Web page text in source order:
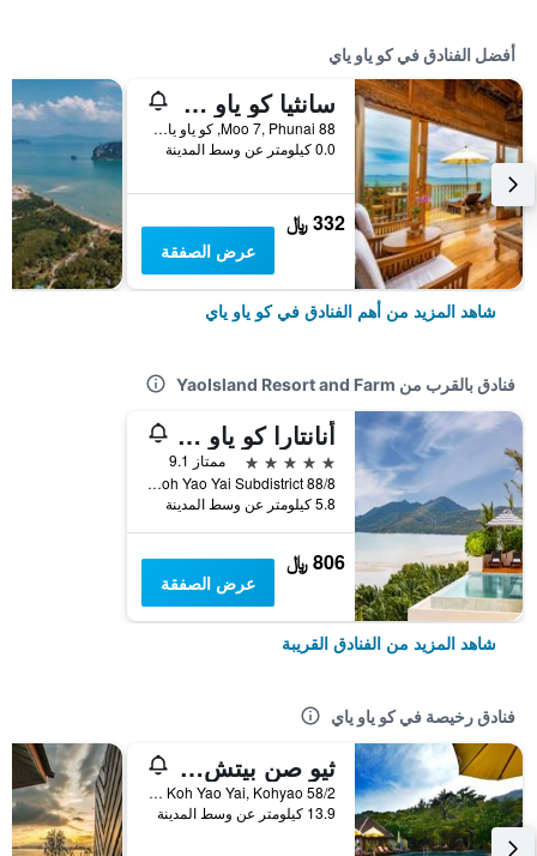
أفضل الفنادق في كو ياو ياي
سانثيا كو ياو ياي ريزورت آند سبا - كمبولسوري جوين سانثيا سبيد بوت فروم / تا أو ا و جراند مارينا آت فوكيت
88 Moo 7, Phunai, كو ياو ياي, تايلاند
0.0 كيلومتر عن وسط المدينة
332 ﷼
عرض الصفقة
شاهد المزيد من أهم الفنادق في كو ياو ياي
فنادق بالقرب من YaoIsland Resort and Farm
أنانتارا كو ياو ياي ريزورت آند فيلاس
5 نجوم
ممتاز 9.1
88/8 Moo 4, Koh Yao Yai Subdistrict, كو ياو ياي, تايلاند
5.8 كيلومتر عن وسط المدينة
806 ﷼
عرض الصفقة
شاهد المزيد من الفنادق القريبة
فنادق رخيصة في كو ياو ياي
ثيو صن بيتش ريزورت
58/2 Moo4 Koh Yao Yai, Kohyao, كو ياو ياي, تايلاند
13.9 كيلومتر عن وسط المدينة